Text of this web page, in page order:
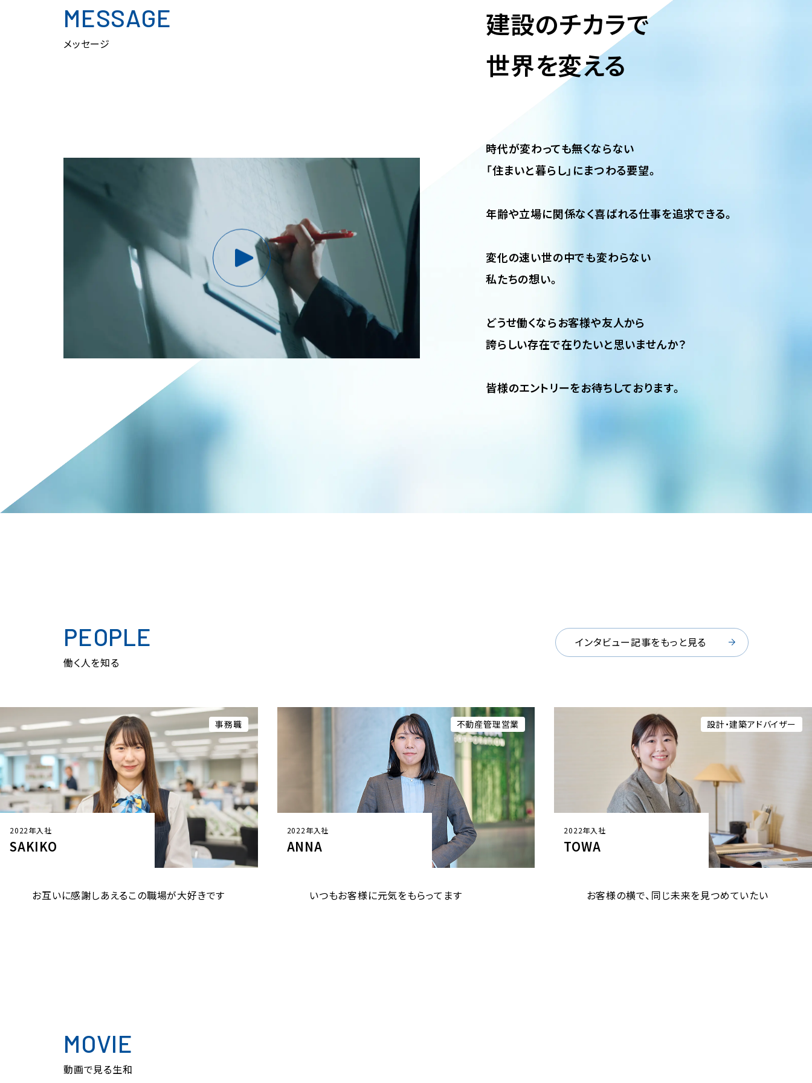
MESSAGE
メッセージ
建設のチカラで
世界を変える
時代が変わっても無くならない
「住まいと暮らし」にまつわる要望。
年齢や立場に関係なく喜ばれる仕事を追求できる。
変化の速い世の中でも変わらない
私たちの想い。
どうせ働くならお客様や友人から
誇らしい存在で在りたいと思いませんか？
皆様のエントリーをお待ちしております。
PEOPLE
働く人を知る
不動産管理営業
2022年入社
ANNA
いつもお客様に元気をもらってます
設計・建築アドバイザー
2022年入社
TOWA
お客様の横で、同じ未来を見つめていたい
アセットプランナー
2021年入社
RYOTA
思い描くのは、お客様も家族も幸せにする未
インタビュー記事をもっと見る
MOVIE
動画で見る生和